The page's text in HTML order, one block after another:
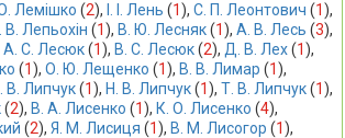
Лемішко (2), І. І. Лень (1), С. П. Леонтович (1),
В. Лепьохін (1), В. Ю. Лесняк (1), А. В. Лесь (3),
А. С. Лесюк (1), В. С. Лесюк (2), Д. В. Лех (1),
(1), О. Ю. Лещенко (1), В. В. Лимар (1),
В. Липчук (1), Н. В. Липчук (1), Т. В. Липчук (1),
(2), В. А. Лисенко (1), К. О. Лисенко (4),
(2), Я. М. Лисиця (1), В. М. Лисогор (1),